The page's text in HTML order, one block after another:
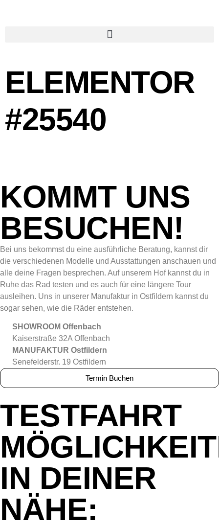
ELEMENTOR
#25540
KOMMT UNS
BESUCHEN!
Bei uns bekommst du eine ausführliche Beratung, kannst dir
die verschiedenen Modelle und Ausstattungen anschauen und
alle deine Fragen besprechen. Auf unserem Hof kannst du in
Ruhe das Rad testen und es auch für eine längere Tour
ausleihen. Uns in unserer Manufaktur in Ostfildern kannst du
sogar sehen, wie die Räder entstehen.
SHOWROOM Offenbach
Kaiserstraße 32A Offenbach
MANUFAKTUR Ostfildern
Senefelderstr. 19 Ostfildern
Termin Buchen
TESTFAHRT
IN DEINER
NÄHE: